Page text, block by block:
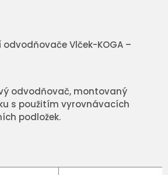
Vlček-KOGA –
odvodňovač, montovaný
s použitím vyrovnávacích
podložek.